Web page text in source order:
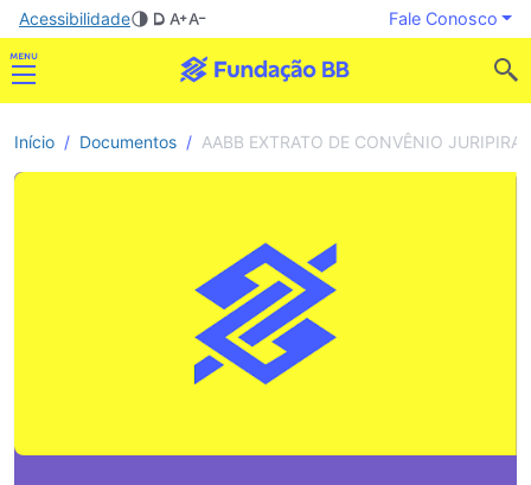
Acessibilidade Fale Conosco
Início Documentos AABB EXTRATO DE CONVÊNIO